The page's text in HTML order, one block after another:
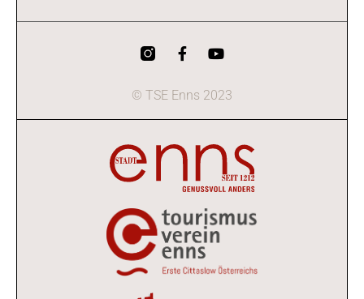
© TSE Enns 2023